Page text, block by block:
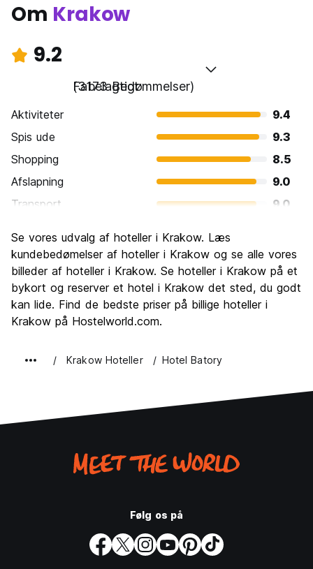
Om Krakow
9.2
Fabelagtigt
(3173 Bedømmelser)
Aktiviteter
9.4
Spis ude
9.3
Shopping
8.5
Afslapning
9.0
Transport
9.0
Kultur
9.6
Fester
9.0
Værdi for pengene
9.5
Se vores udvalg af hoteller i Krakow. Læs
kundebedømelser af hoteller i Krakow og se alle vores
billeder af hoteller i Krakow. Se hoteller i Krakow på et
bykort og reserver et hotel i Krakow det sted, du godt
kan lide. Find de bedste priser på billige hoteller i
Krakow på Hostelworld.com.
Krakow Hoteller Hotel Batory
Følg os på